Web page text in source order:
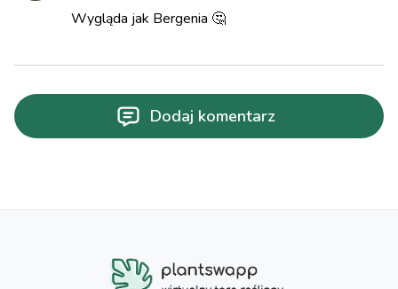
Wygląda jak Bergenia 🤔
Dodaj komentarz